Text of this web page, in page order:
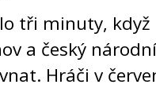
tři minuty,
a český
Hráči v